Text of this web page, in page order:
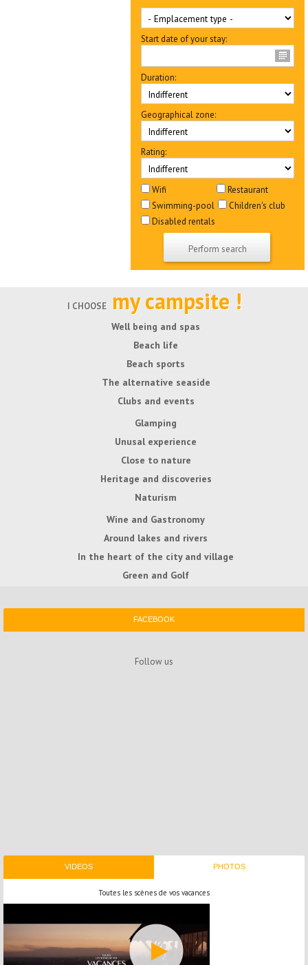
Start date of your stay:
Duration:
Geographical zone:
Rating:
Wifi
Restaurant
Swimming-pool
Children's club
Disabled rentals
I CHOOSE my campsite !
Well being and spas
Beach life
Beach sports
The alternative seaside
Clubs and events
Glamping
Unusal experience
Close to nature
Heritage and discoveries
Naturism
Wine and Gastronomy
Around lakes and rivers
In the heart of the city and village
Green and Golf
FACEBOOK
Follow us
VIDEOS
Toutes les scènes de vos vacances
PHOTOS